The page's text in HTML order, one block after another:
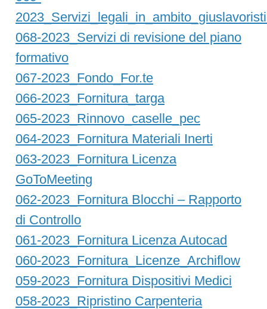
068-2023_Servizi di revisione del piano
formativo
067-2023_Fondo_For.te
066-2023_Fornitura_targa
065-2023_Rinnovo_caselle_pec
064-2023_Fornitura Materiali Inerti
063-2023_Fornitura Licenza
GoToMeeting
062-2023_Fornitura Blocchi – Rapporto
di Controllo
061-2023_Fornitura Licenza Autocad
060-2023_Fornitura_Licenze_Archiflow
059-2023_Fornitura Dispositivi Medici
058-2023_Ripristino Carpenteria